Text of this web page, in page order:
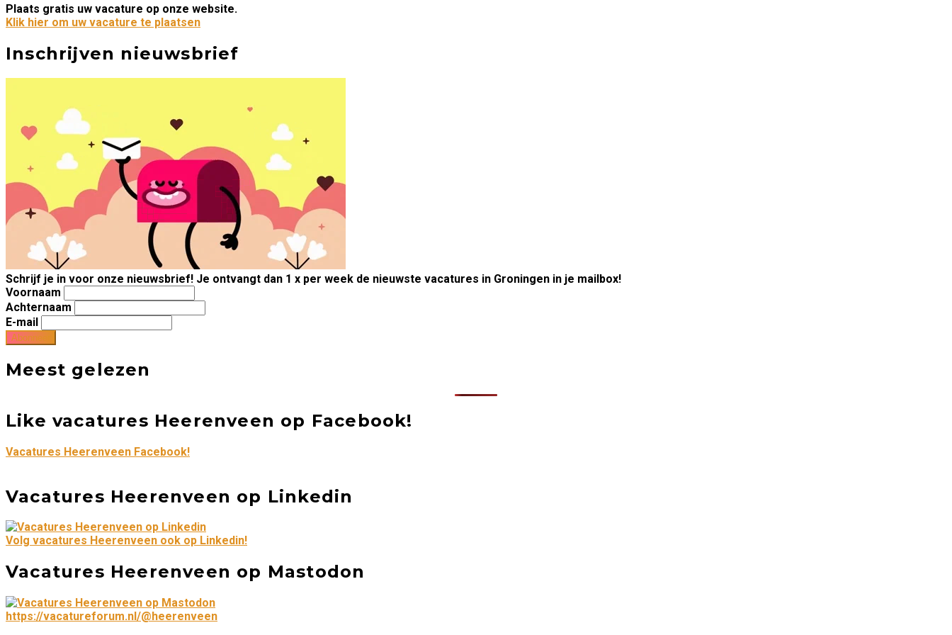
Plaats gratis uw vacature op onze website.
Klik hier om uw vacature te plaatsen
Inschrijven nieuwsbrief
Schrijf je in voor onze nieuwsbrief! Je ontvangt dan 1 x per week de nieuwste vacatures in Groningen in je mailbox!
Voornaam
Achternaam
E-mail
Meest gelezen
Like vacatures Heerenveen op Facebook!
Vacatures Heerenveen Facebook!
Vacatures Heerenveen op Linkedin
Volg vacatures Heerenveen ook op Linkedin!
Vacatures Heerenveen op Mastodon
https://vacatureforum.nl/@heerenveen